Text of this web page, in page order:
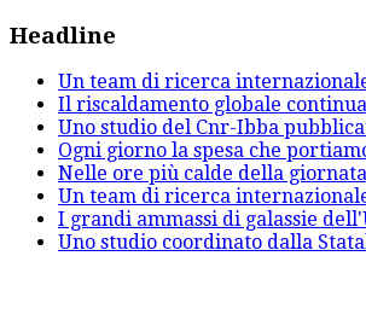
Headline
Un team di ricerca
Il riscaldamento globale
Uno studio del Cnr-Ibba
Ogni giorno la spesa che
Nelle ore più calde della
Un team di ricerca
I grandi ammassi di galassie
Uno studio coordinato dalla